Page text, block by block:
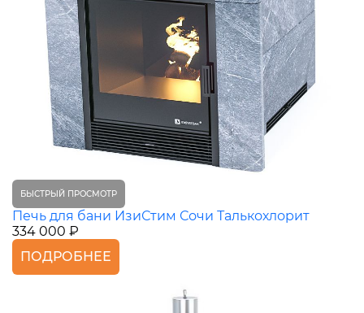
БЫСТРЫЙ ПРОСМОТР
Печь для бани ИзиСтим Сочи Талькохлорит
334 000 ₽
ПОДРОБНЕЕ